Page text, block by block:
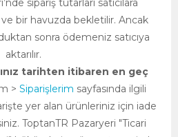
sipariş tutarları satıcılara
bir havuzda bekletilir. Ancak
sonra ödemeniz satıcıya
aktarılır.
tarihten itibaren en geç
> Siparişlerim sayfasında ilgili
yer alan ürünleriniz için iade
ToptanTR Pazaryeri "Ticari